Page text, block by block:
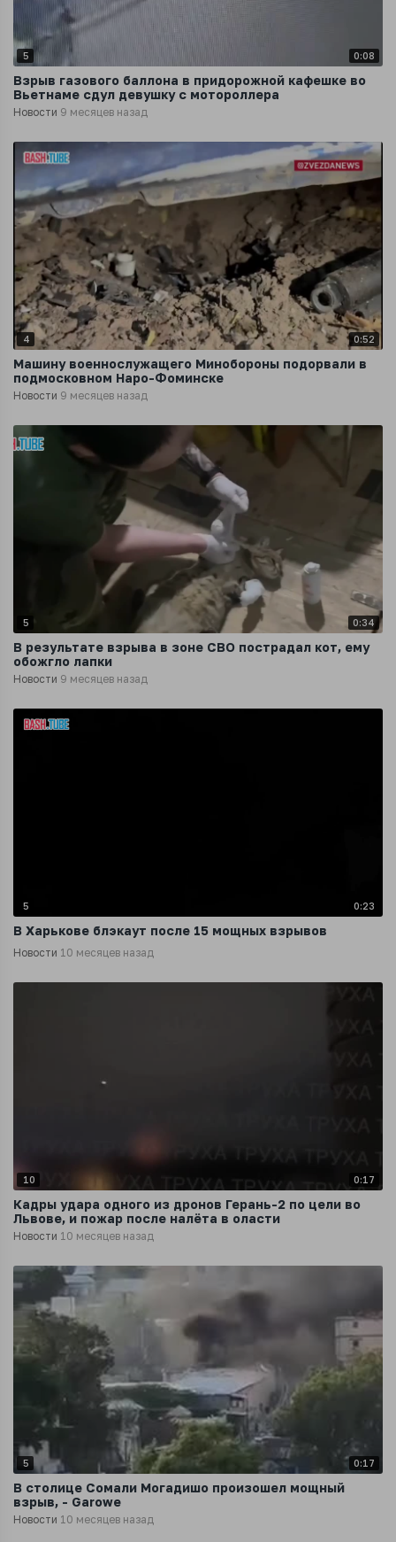
5 0:08
Взрыв газового баллона в придорожной кафешке во
Вьетнаме сдул девушку с мотороллера
Новости 9 месяцев назад
4 0:52
Машину военнослужащего Минобороны подорвали в
подмосковном Наро-Фоминске
Новости 9 месяцев назад
5 0:34
В результате взрыва в зоне СВО пострадал кот, ему
обожгло лапки
Новости 9 месяцев назад
5 0:23
В Харькове блэкаут после 15 мощных взрывов
Новости 10 месяцев назад
10 0:17
Кадры удара одного из дронов Герань-2 по цели во
Львове, и пожар после налёта в оласти
Новости 10 месяцев назад
5 0:17
В столице Сомали Могадишо произошел мощный
взрыв, - Garowe
Новости 10 месяцев назад